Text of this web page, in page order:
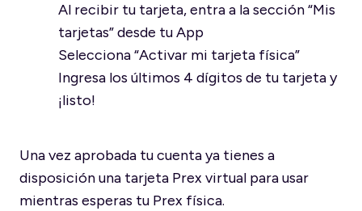
Al recibir tu tarjeta, entra a la sección “Mis
tarjetas” desde tu App
Selecciona “Activar mi tarjeta física”
Ingresa los últimos 4 dígitos de tu tarjeta y
¡listo!
Una vez aprobada tu cuenta ya tienes a
disposición una tarjeta Prex virtual para usar
mientras esperas tu Prex física.